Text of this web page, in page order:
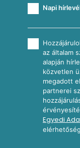
Napi
az általam
alapján
közvetlen
megadott
partnerei
Egyedi